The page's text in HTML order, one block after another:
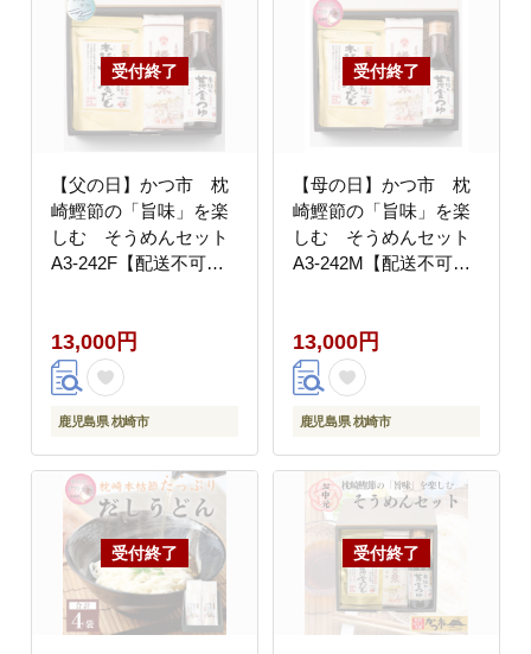
【父の日】かつ市 枕
崎鰹節の「旨味」を楽
しむ そうめんセット
A3-242F【配送不可地
13,000円
鹿児島県 枕崎市
【母の日】かつ市 枕
崎鰹節の「旨味」を楽
しむ そうめんセット
A3-242M【配送不可地
13,000円
鹿児島県 枕崎市